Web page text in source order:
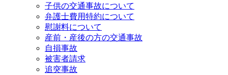
子供の交通事故について
弁護士費用特約について
慰謝料について
産前・産後の方の交通事故
自損事故
被害者請求
追突事故